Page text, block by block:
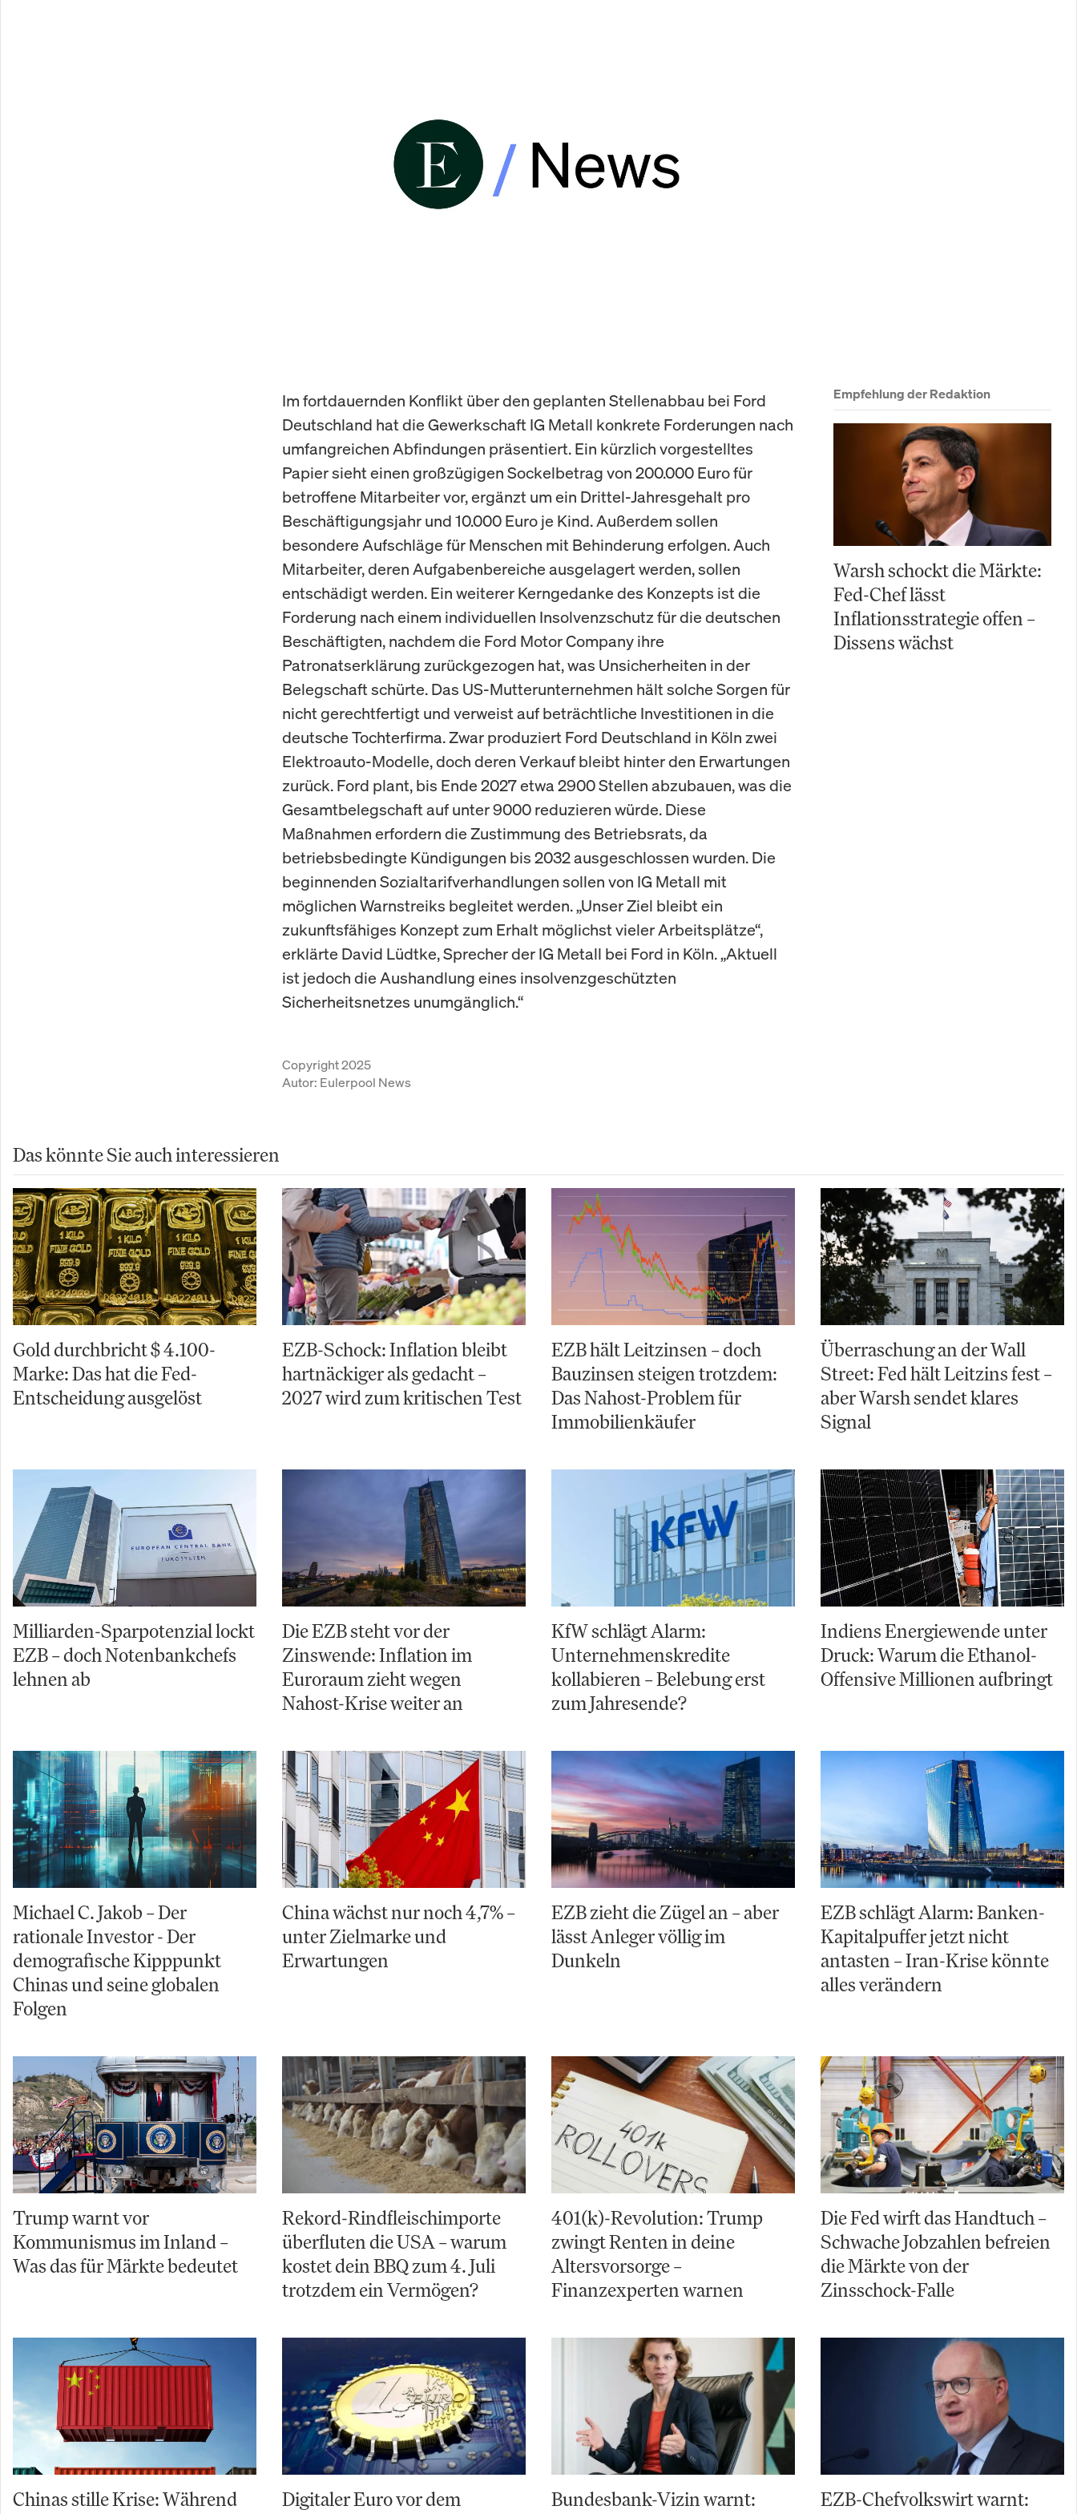
Im fortdauernden Konflikt über den geplanten Stellenabbau bei Ford
Deutschland hat die Gewerkschaft IG Metall konkrete Forderungen nach
umfangreichen Abfindungen präsentiert. Ein kürzlich vorgestelltes
Papier sieht einen großzügigen Sockelbetrag von 200.000 Euro für
betroffene Mitarbeiter vor, ergänzt um ein Drittel-Jahresgehalt pro
Beschäftigungsjahr und 10.000 Euro je Kind. Außerdem sollen
besondere Aufschläge für Menschen mit Behinderung erfolgen. Auch
Mitarbeiter, deren Aufgabenbereiche ausgelagert werden, sollen
entschädigt werden. Ein weiterer Kerngedanke des Konzepts ist die
Forderung nach einem individuellen Insolvenzschutz für die deutschen
Beschäftigten, nachdem die Ford Motor Company ihre
Patronatserklärung zurückgezogen hat, was Unsicherheiten in der
Belegschaft schürte. Das US-Mutterunternehmen hält solche Sorgen für
nicht gerechtfertigt und verweist auf beträchtliche Investitionen in die
deutsche Tochterfirma. Zwar produziert Ford Deutschland in Köln zwei
Elektroauto-Modelle, doch deren Verkauf bleibt hinter den Erwartungen
zurück. Ford plant, bis Ende 2027 etwa 2900 Stellen abzubauen, was die
Gesamtbelegschaft auf unter 9000 reduzieren würde. Diese
Maßnahmen erfordern die Zustimmung des Betriebsrats, da
betriebsbedingte Kündigungen bis 2032 ausgeschlossen wurden. Die
beginnenden Sozialtarifverhandlungen sollen von IG Metall mit
möglichen Warnstreiks begleitet werden. „Unser Ziel bleibt ein
zukunftsfähiges Konzept zum Erhalt möglichst vieler Arbeitsplätze“,
erklärte David Lüdtke, Sprecher der IG Metall bei Ford in Köln. „Aktuell
ist jedoch die Aushandlung eines insolvenzgeschützten
Sicherheitsnetzes unumgänglich.“
Copyright 2025
Autor: Eulerpool News
Empfehlung der Redaktion
Warsh schockt die Märkte:
Fed-Chef lässt
Inflationsstrategie offen –
Dissens wächst
Das könnte Sie auch interessieren
Gold durchbricht $ 4.100-
Marke: Das hat die Fed-
Entscheidung ausgelöst
EZB-Schock: Inflation bleibt
hartnäckiger als gedacht –
2027 wird zum kritischen Test
EZB hält Leitzinsen – doch
Bauzinsen steigen trotzdem:
Das Nahost-Problem für
Immobilienkäufer
Überraschung an der Wall
Street: Fed hält Leitzins fest –
aber Warsh sendet klares
Signal
Milliarden-Sparpotenzial lockt
EZB – doch Notenbankchefs
lehnen ab
Die EZB steht vor der
Zinswende: Inflation im
Euroraum zieht wegen
Nahost-Krise weiter an
KfW schlägt Alarm:
Unternehmenskredite
kollabieren – Belebung erst
zum Jahresende?
Indiens Energiewende unter
Druck: Warum die Ethanol-
Offensive Millionen aufbringt
Michael C. Jakob – Der
rationale Investor - Der
demografische Kipppunkt
Chinas und seine globalen
Folgen
China wächst nur noch 4,7% –
unter Zielmarke und
Erwartungen
EZB zieht die Zügel an – aber
lässt Anleger völlig im
Dunkeln
EZB schlägt Alarm: Banken-
Kapitalpuffer jetzt nicht
antasten – Iran-Krise könnte
alles verändern
Trump warnt vor
Kommunismus im Inland –
Was das für Märkte bedeutet
Rekord-Rindfleischimporte
überfluten die USA – warum
kostet dein BBQ zum 4. Juli
trotzdem ein Vermögen?
401(k)-Revolution: Trump
zwingt Renten in deine
Altersvorsorge –
Finanzexperten warnen
Die Fed wirft das Handtuch –
Schwache Jobzahlen befreien
die Märkte von der
Zinsschock-Falle
Chinas stille Krise: Während
Digitaler Euro vor dem
Bundesbank-Vizin warnt:
EZB-Chefvolkswirt warnt: